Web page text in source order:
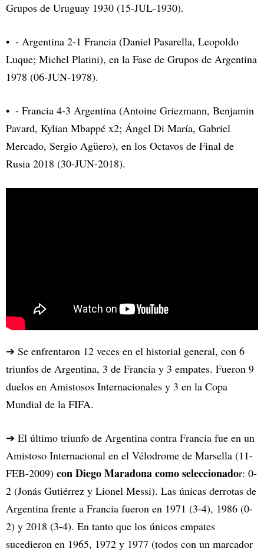
Grupos de Uruguay 1930 (15-JUL-1930).
- Argentina 2-1 Francia (Daniel Pasarella, Leopoldo
Luque; Michel Platini), en la Fase de Grupos de Argentina
1978 (06-JUN-1978).
- Francia 4-3 Argentina (Antoine Griezmann, Benjamin
Pavard, Kylian Mbappé x2; Ángel Di María, Gabriel
Mercado, Sergio Agüero), en los Octavos de Final de
Rusia 2018 (30-JUN-2018).
➔ Se enfrentaron 12 veces en el historial general, con 6
triunfos de Argentina, 3 de Francia y 3 empates. Fueron 9
duelos en Amistosos Internacionales y 3 en la Copa
Mundial de la FIFA.
➔ El último triunfo de Argentina contra Francia fue en un
Amistoso Internacional en el Vélodrome de Marsella (11-
FEB-2009) con Diego Maradona como seleccionador: 0-
2 (Jonás Gutiérrez y Lionel Messi). Las únicas derrotas de
Argentina frente a Francia fueron en 1971 (3-4), 1986 (0-
2) y 2018 (3-4). En tanto que los únicos empates
sucedieron en 1965, 1972 y 1977 (todos con un marcador